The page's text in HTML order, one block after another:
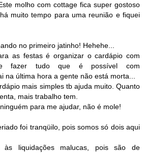
molho com cottage fica super gostoso
muito tempo para uma reunião e fiquei
no primeiro jatinho! Hehehe...
as festas é organizar o cardápio com
e fazer tudo que é possível com
na última hora a gente não está morta...
mais simples tb ajuda muito. Quanto
mais trabalho tem.
para me ajudar, não é mole!
foi tranqüilo, pois somos só dois aqui
liquidações malucas, pois são de